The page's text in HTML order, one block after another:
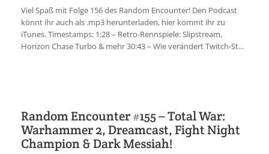
Viel Spaß mit Folge 156 des Random Encounter! Den Podcast
könnt ihr auch als .mp3 herunterladen, hier kommt ihr zu
iTunes. Timestamps: 1:28 – Retro-Rennspiele: Slipstream,
Horizon Chase Turbo & mehr 30:43 – Wie verändert Twitch-St...
Random Encounter #155 – Total War:
Warhammer 2, Dreamcast, Fight Night
Champion & Dark Messiah!